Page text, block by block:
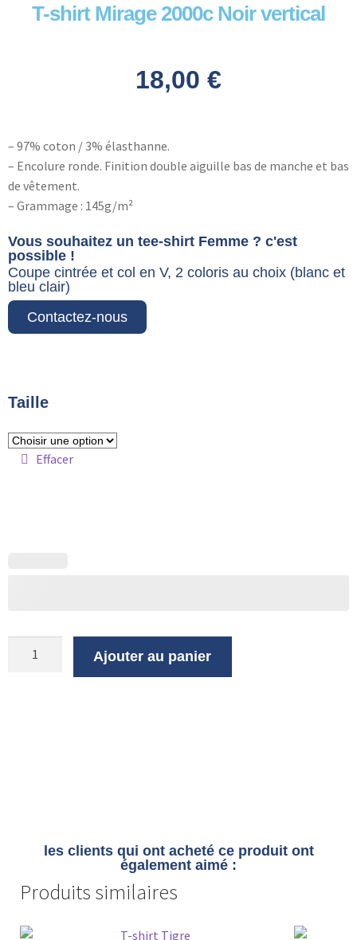
T-shirt Mirage 2000c Noir vertical
18,00 €
– 97% coton / 3% élasthanne.
– Encolure ronde. Finition double aiguille bas de manche et bas
de vêtement.
– Grammage : 145g/m²
Vous souhaitez un tee-shirt Femme ? c'est
possible !
Coupe cintrée et col en V, 2 coloris au choix (blanc et
bleu clair)
Contactez-nous
Taille
Effacer
Ajouter au panier
les clients qui ont acheté ce produit ont
également aimé :
Produits similaires